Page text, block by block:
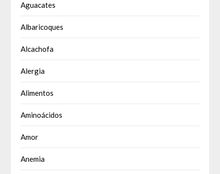
Aguacates
Albaricoques
Alcachofa
Alergia
Alimentos
Aminoácidos
Amor
Anemia